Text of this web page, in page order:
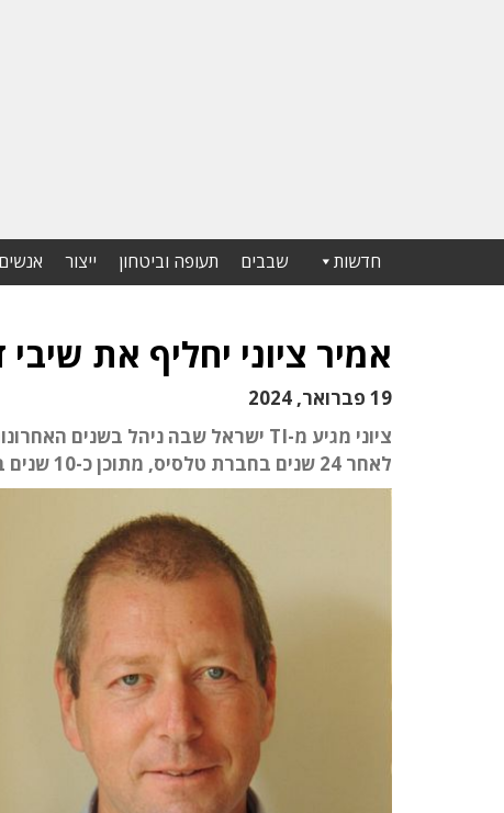
חדשות שבבים תעופה וביטחון ייצור אנשים
אמיר ציוני יחליף את
19 פברואר, 2024
לאחר 24 שנים בחברת טלסיס, מתוכן כ-10 שנים בתפקיד המנכ"ל